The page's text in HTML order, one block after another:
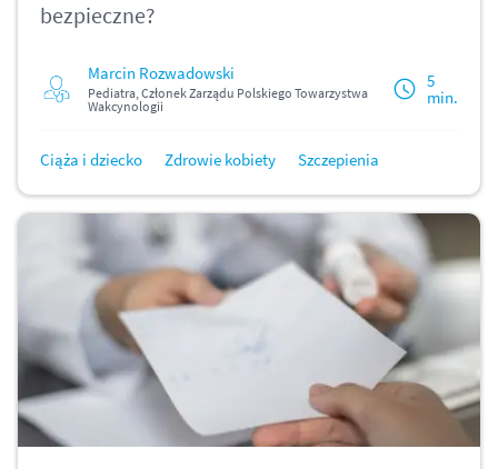
bezpieczne?
Marcin Rozwadowski
Pediatra, Członek Zarządu Polskiego Towarzystwa
Wakcynologii
5
min.
Ciąża i dziecko Zdrowie kobiety Szczepienia